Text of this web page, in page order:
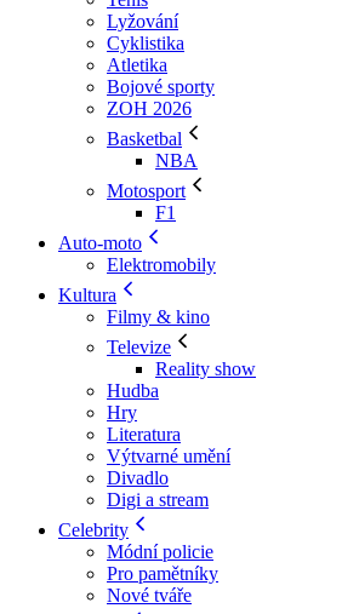
Lyžování
Cyklistika
Atletika
Bojové sporty
ZOH 2026
Basketbal
NBA
Motosport
F1
Auto-moto
Elektromobily
Kultura
Filmy & kino
Televize
Reality show
Hudba
Hry
Literatura
Výtvarné umění
Divadlo
Digi a stream
Celebrity
Módní policie
Pro pamětníky
Nové tváře